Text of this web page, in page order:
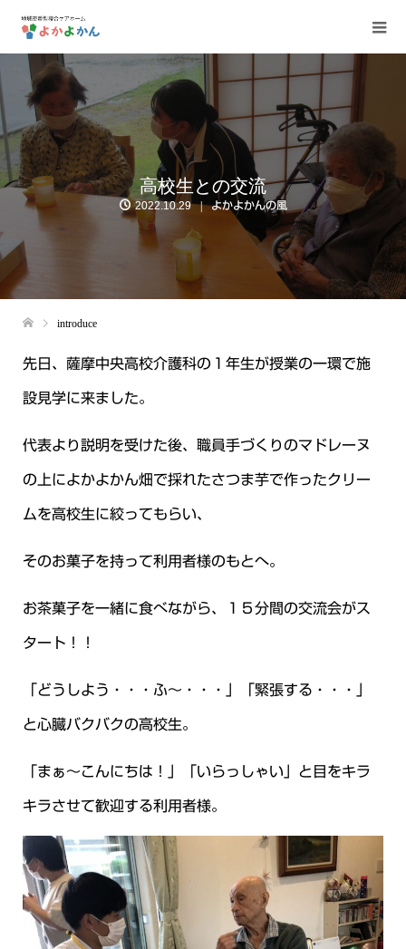
高校生との交流
2022.10.29 よかよかんの風
introduce
先日、薩摩中央高校介護科の１年生が授業の一環で施
設見学に来ました。
代表より説明を受けた後、職員手づくりのマドレーヌ
の上によかよかん畑で採れたさつま芋で作ったクリー
ムを高校生に絞ってもらい、
そのお菓子を持って利用者様のもとへ。
お茶菓子を一緒に食べながら、１５分間の交流会がス
タート！！
「どうしよう・・・ふ～・・・」「緊張する・・・」
と心臓バクバクの高校生。
「まぁ～こんにちは！」「いらっしゃい」と目をキラ
キラさせて歓迎する利用者様。